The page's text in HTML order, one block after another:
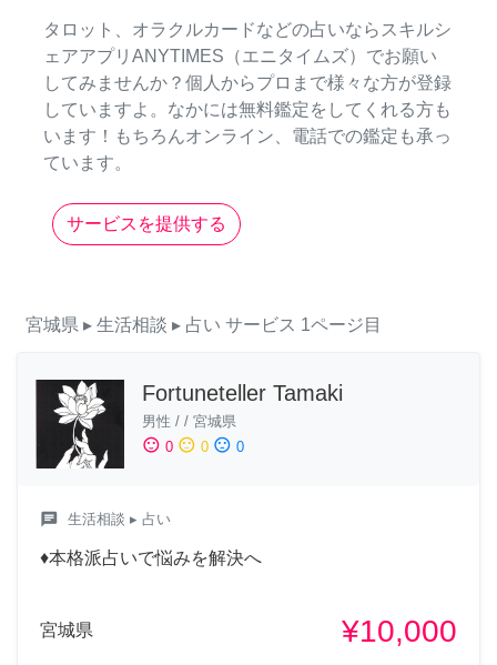
タロット、オラクルカードなどの占いならスキルシ
ェアアプリANYTIMES（エニタイムズ）でお願い
してみませんか？個人からプロまで様々な方が登録
していますよ。なかには無料鑑定をしてくれる方も
います！もちろんオンライン、電話での鑑定も承っ
ています。
サービスを提供する
宮城県 ▸ 生活相談 ▸ 占い サービス 1ページ目
Fortuneteller Tamaki
男性 / / 宮城県
sentiment_satisfied 0 sentiment_neutral 0 sentiment_dissatisfied 0
chat 生活相談 ▸ 占い
♦本格派占いで悩みを解決へ
宮城県 ¥10,000